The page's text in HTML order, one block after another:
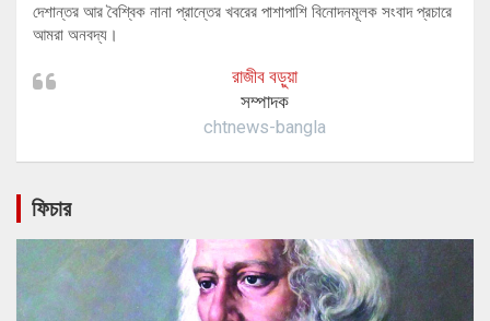
দেশান্তর আর বৈশ্বিক নানা প্রান্তের খবরের পাশাপাশি বিনোদনমূলক সংবাদ প্রচারে
আমরা অনবদ্য।
রাজীব বড়ুয়া
সম্পাদক
chtnews-bangla
ফিচার